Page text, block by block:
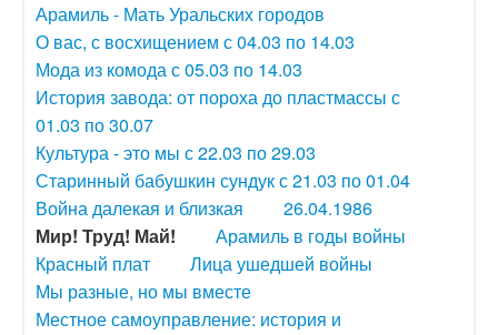
Арамиль - Мать Уральских городов
О вас, с восхищением с 04.03 по 14.03
Мода из комода с 05.03 по 14.03
История завода: от пороха до пластмассы с
01.03 по 30.07
Культура - это мы с 22.03 по 29.03
Старинный бабушкин сундук с 21.03 по 01.04
Война далекая и близкая
26.04.1986
Мир! Труд! Май!
Арамиль в годы войны
Красный плат
Лица ушедшей войны
Мы разные, но мы вместе
Местное самоуправление: история и